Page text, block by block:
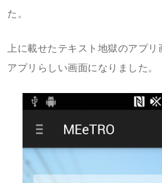
た。
上に載せたテキスト地獄のアプ
アプリらしい画面になりました。